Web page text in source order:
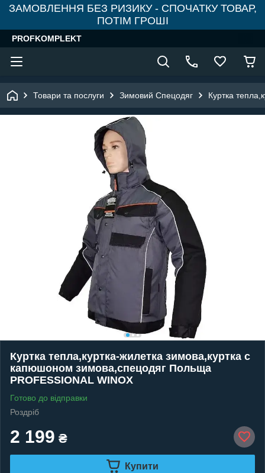
ЗАМОВЛЕННЯ БЕЗ РИЗИКУ - СПОЧАТКУ ТОВАР,
ПОТІМ ГРОШІ
PROFKOMPLEKT
Товари та послуги Зимовий Спецодяг Куртка
Куртка тепла,куртка-жилетка зимова,куртка с
капюшоном зимова,спецодяг Польща
PROFESSIONAL WINOX
Готово до відправки
Роздріб
2 199 ₴
Купити